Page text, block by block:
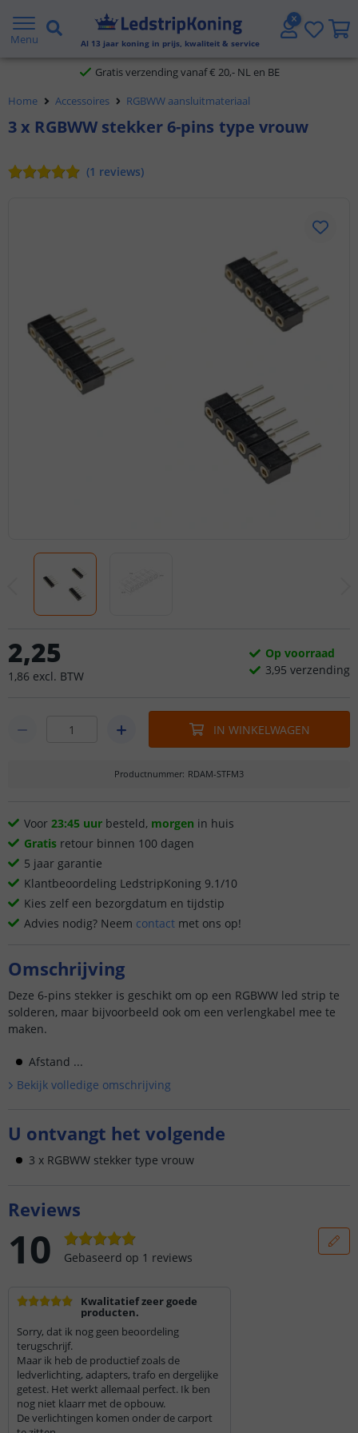
Menu Al 13 jaar koning in prijs, kwaliteit & service
5 jaar garantie
Gratis verzending vanaf € 20,- NL en BE
Klantbeoordeling 9.1
Home Accessoires RGBWW aansluitmateriaal
3 x RGBWW stekker 6-pins type vrouw
(1 reviews)
2,25
1 ,86 excl. BTW
Op voorraad
3,95 verzending
IN WINKELWAGEN
Productnummer: RDAM-STFM3
Voor 23:45 uur besteld, morgen in huis
Gratis retour binnen 100 dagen
5 jaar garantie
Klantbeoordeling LedstripKoning 9.1/10
Kies zelf een bezorgdatum en tijdstip
Advies nodig? Neem contact met ons op!
Omschrijving
Deze 6-pins stekker is geschikt om op een RGBWW led strip te
solderen, maar bijvoorbeeld ook om een verlengkabel mee te
maken.
Afstand ...
Bekijk volledige omschrijving
U ontvangt het volgende
3 x RGBWW stekker type vrouw
Reviews
10 Gebaseerd op 1 reviews
Kwalitatief zeer goede
producten.
Sorry, dat ik nog geen beoordeling
terugschrijf.
Maar ik heb de productief zoals de
ledverlichting, adapters, trafo en dergelijke
getest. Het werkt allemaal perfect. Ik ben
nog niet klaarr met de opbouw.
De verlichtingen komen onder de carport